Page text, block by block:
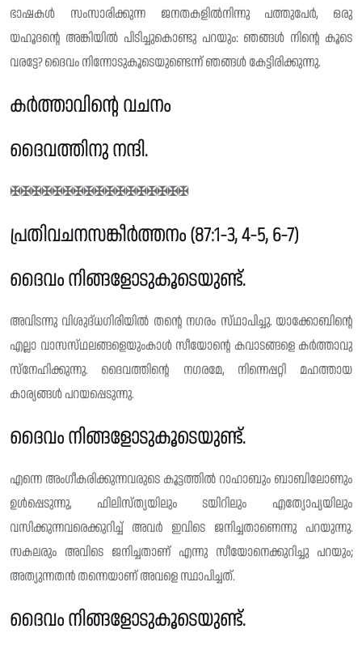
ഭാഷകൾ സംസാരിക്കുന്ന ജനതകളിൽനിന്നു പത്തുപേർ, ഒരു
യഹൂദൻ്റെ അങ്കിയിൽ പിടിച്ചുകൊണ്ടു പറയും: ഞങ്ങൾ നിന്റെ കൂടെ
വരട്ടേ? ദൈവം നിന്നോടുകൂടെയുണ്ടെന്ന് ഞങ്ങൾ കേട്ടിരിക്കുന്നു.
കർത്താവിൻ്റെ വചനം
ദൈവത്തിനു നന്ദി.
✠✠✠✠✠✠✠✠✠✠✠✠✠✠✠✠✠
പ്രതിവചനസങ്കീർത്തനം (87:1-3, 4-5, 6-7)
ദൈവം നിങ്ങളോടുകൂടെയുണ്ട്.
അവിടന്നു വിശുദ്‌ധഗിരിയിൽ തന്റെ നഗരം സ്‌ഥാപിച്ചു. യാക്കോബിന്റെ
എല്ലാ വാസസ്‌ഥലങ്ങളെയുംകാൾ സീയോന്റെ കവാടങ്ങളെ കർത്താവു
സ്നേഹിക്കുന്നു. ദൈവത്തിന്റെ നഗരമേ, നിന്നെപ്പറ്റി മഹത്തായ
കാര്യങ്ങൾ പറയപ്പെടുന്നു.
ദൈവം നിങ്ങളോടുകൂടെയുണ്ട്.
എന്നെ അംഗീകരിക്കുന്നവരുടെ കൂട്ടത്തിൽ റാഹാബും ബാബിലോണും
ഉൾപ്പെടുന്നു, ഫിലിസ്‌ത്യയിലും ടയിറിലും എത്യോപ്യയിലും
വസിക്കുന്നവരെക്കുറിച്ച് അവർ ഇവിടെ ജനിച്ചതാണെന്നു പറയുന്നു.
സകലരും അവിടെ ജനിച്ചതാണ് എന്നു സീയോനെക്കുറിച്ചു പറയും;
അത്യുന്നതൻ തന്നെയാണ് അവളെ സ്ഥാപിച്ചത്.
ദൈവം നിങ്ങളോടുകൂടെയുണ്ട്.